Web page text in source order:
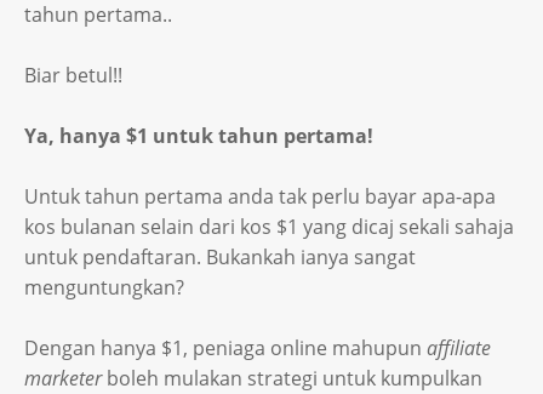
tahun pertama..
Biar betul!!
Ya, hanya $1 untuk tahun pertama!
Untuk tahun pertama anda tak perlu bayar apa-apa
kos bulanan selain dari kos $1 yang dicaj sekali sahaja
untuk pendaftaran. Bukankah ianya sangat
menguntungkan?
Dengan hanya $1, peniaga online mahupun affiliate
marketerboleh mulakan strategi untuk kumpulkan